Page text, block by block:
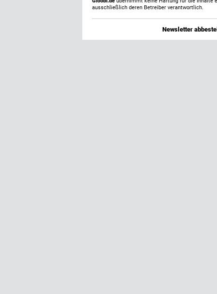
ausschließlich deren Betreiber verantwortlich.
Newsletter